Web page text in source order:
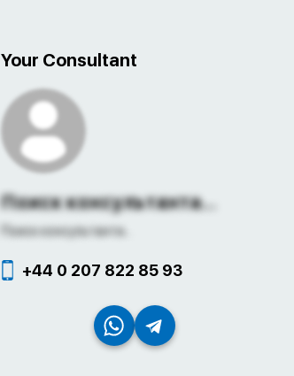
Your Consultant
Поиск консультанта...
Поиск консультанта...
+44 0 207 822 85 93